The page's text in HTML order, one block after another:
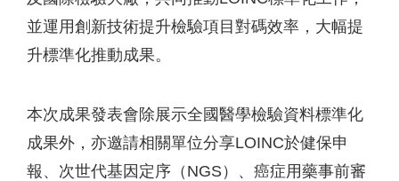
並運用創新技術提升檢驗項目對碼效率，大幅提
升標準化推動成果。
本次成果發表會除展示全國醫學檢驗資料標準化
成果外，亦邀請相關單位分享LOINC於健保申
報、次世代基因定序（NGS）、癌症用藥事前審